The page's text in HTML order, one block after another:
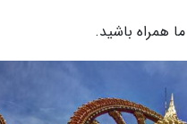
همراه باشید.